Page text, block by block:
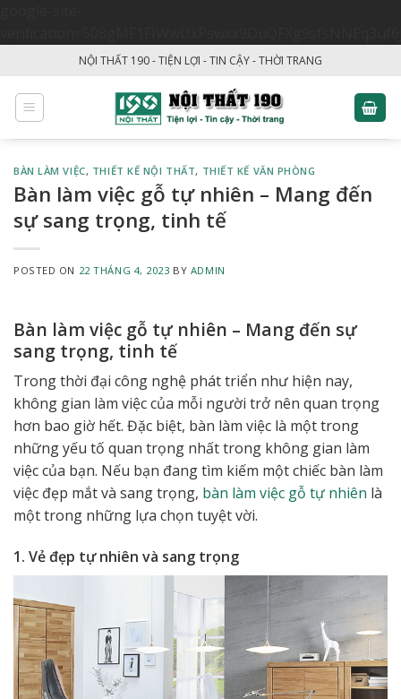
content
NỘI THẤT 190 - TIỆN LỢI - TIN CẬY - THỜI TRANG
BÀN LÀM VIỆC, THIẾT KẾ NỘI THẤT, THIẾT KẾ VĂN PHÒNG
Bàn làm việc gỗ tự nhiên – Mang đến
sự sang trọng, tinh tế
POSTED ON 22 THÁNG 4, 2023 BY ADMIN
Bàn làm việc gỗ tự nhiên – Mang đến sự
sang trọng, tinh tế
Trong thời đại công nghệ phát triển như hiện nay,
không gian làm việc của mỗi người trở nên quan trọng
hơn bao giờ hết. Đặc biệt, bàn làm việc là một trong
những yếu tố quan trọng nhất trong không gian làm
việc của bạn. Nếu bạn đang tìm kiếm một chiếc bàn làm
việc đẹp mắt và sang trọng, bàn làm việc gỗ tự nhiên là
một trong những lựa chọn tuyệt vời.
1. Vẻ đẹp tự nhiên và sang trọng